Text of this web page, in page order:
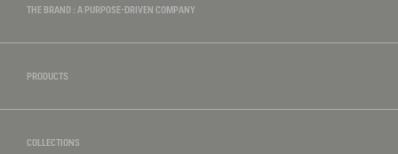
THE BRAND : A PURPOSE-DRIVEN COMPANY
PRODUCTS
COLLECTIONS